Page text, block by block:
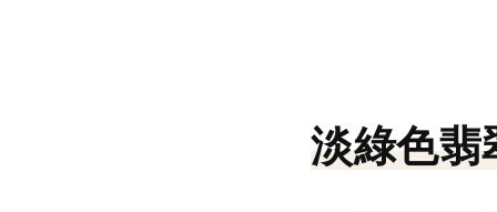
淡綠色翡